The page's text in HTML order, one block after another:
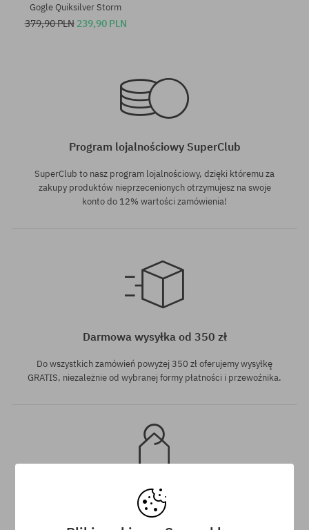
rozmiar uniwersalny
Gogle Quiksilver Storm
379,90 PLN 239,90 PLN
Program lojalnościowy SuperClub
SuperClub to nasz program lojalnościowy, dzięki któremu za
zakupy produktów nieprzecenionych otrzymujesz na swoje
konto do 12% wartości zamówienia!
Darmowa wysyłka od 350 zł
Do wszystkich zamówień powyżej 350 zł oferujemy wysyłkę
GRATIS, niezależnie od wybranej formy płatności i przewoźnika.
Gwarancja najniższej ceny